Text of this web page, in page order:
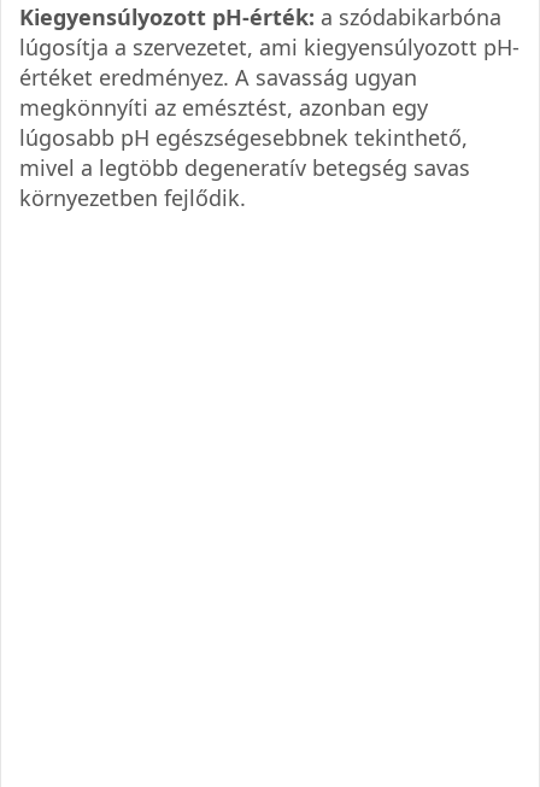
Kiegyensúlyozott pH-érték: a szódabikarbóna
lúgosítja a szervezetet, ami kiegyensúlyozott pH-
értéket eredményez. A savasság ugyan
megkönnyíti az emésztést, azonban egy
lúgosabb pH egészségesebbnek tekinthető,
mivel a legtöbb degeneratív betegség savas
környezetben fejlődik.